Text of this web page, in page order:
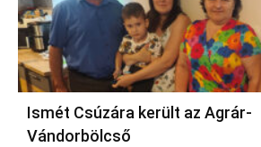
Ismét Csúzára került az Agrár-
Vándorbölcső